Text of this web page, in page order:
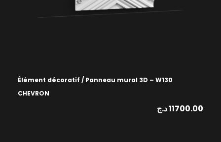
Élément décoratif / Panneau mural 3D – W130
CHEVRON
11700.00د.ج